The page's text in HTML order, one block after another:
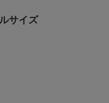
サイズ